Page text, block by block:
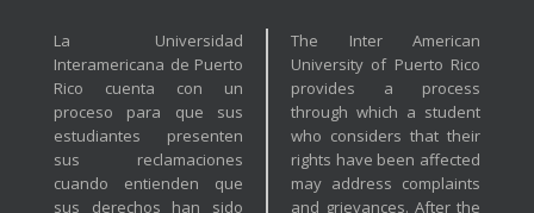
La Universidad
Interamericana de Puerto
Rico cuenta con un
proceso para que sus
estudiantes presenten
sus reclamaciones
cuando entienden que
sus derechos han sido
The Inter American
University of Puerto Rico
provides a process
through which a student
who considers that their
rights have been affected
may address complaints
and grievances. After the